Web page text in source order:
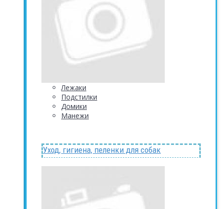
Лежаки
Подстилки
Домики
Манежи
Уход, гигиена, пеленки для собак